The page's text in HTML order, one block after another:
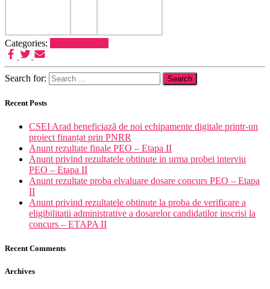
Categories:
Search for:
Recent Posts
CSEI Arad beneficiază de noi echipamente digitale printr-un
proiect finanțat prin PNRR
Anunt rezultate finale PEO – Etapa II
Anunt privind rezultatele obtinute in urma probei interviu
PEO – Etapa II
Anunt rezultate proba elvaluare dosare concurs PEO – Etapa
II
Anunt privind rezultatele obtinute la proba de verificare a
eligibilitatii administrative a dosarelor candidatilor inscrisi la
concurs – ETAPA II
Recent Comments
Archives